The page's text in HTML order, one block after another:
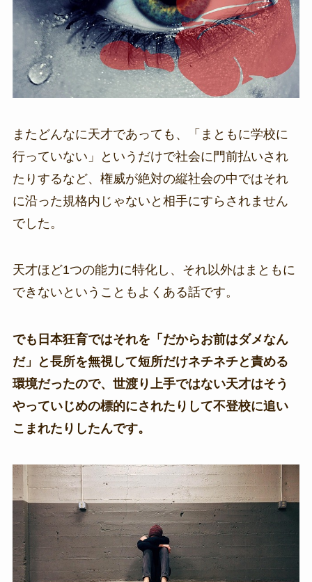
またどんなに天才であっても、「まともに学校に
行っていない」というだけで社会に門前払いされ
たりするなど、権威が絶対の縦社会の中ではそれ
に沿った規格内じゃないと相手にすらされません
でした。
天才ほど1つの能力に特化し、それ以外はまともに
できないということもよくある話です。
でも日本狂育ではそれを「だからお前はダメなん
だ」と長所を無視して短所だけネチネチと責める
環境だったので、世渡り上手ではない天才はそう
やっていじめの標的にされたりして不登校に追い
こまれたりしたんです。